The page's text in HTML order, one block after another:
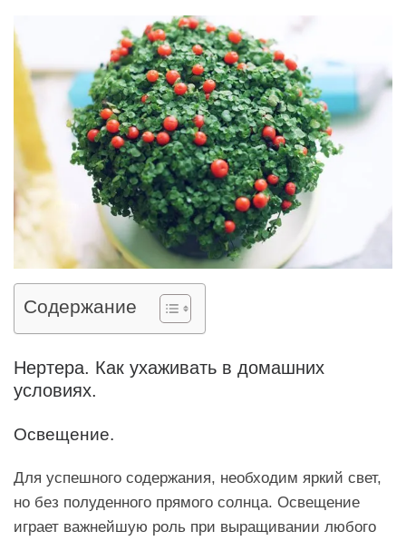
Содержание
Нертера. Как ухаживать в домашних
условиях.
Освещение.
Для успешного содержания, необходим яркий свет,
но без полуденного прямого солнца. Освещение
играет важнейшую роль при выращивании любого